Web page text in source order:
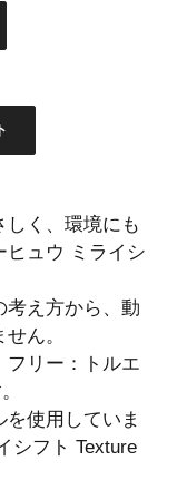
く、環境にも
ュウ ミライシ
え方から、動
ん。
リー：トルエ
使用していま
シフト Texture